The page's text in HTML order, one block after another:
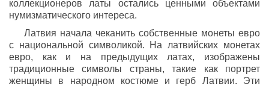
коллекционеров латы остались ценными объектами
нумизматического интереса.
Латвия начала чеканить собственные монеты евро
с национальной символикой. На латвийских монетах
евро, как и на предыдущих латах, изображены
традиционные символы страны, такие как портрет
женщины в народном костюме и герб Латвии. Эти